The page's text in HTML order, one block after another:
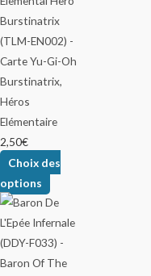
Burstinatrix,
Héros
Elémentaire
2,50€
Choix des
options